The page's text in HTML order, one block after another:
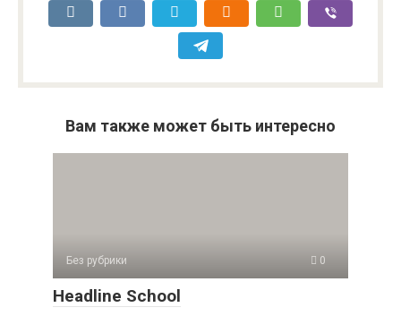
Вам также может быть интересно
Без рубрики 0
Headline School